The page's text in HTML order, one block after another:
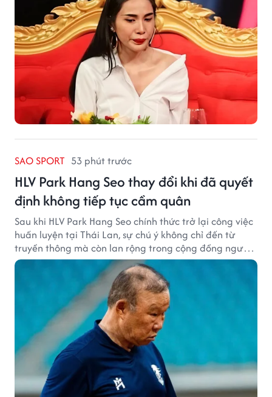
SAO SPORT 53 phút trước
HLV Park Hang Seo thay đổi khi đã quyết
định không tiếp tục cầm quân
Sau khi HLV Park Hang Seo chính thức trở lại công việc
huấn luyện tại Thái Lan, sự chú ý không chỉ đến từ
truyền thông mà còn lan rộng trong cộng đồng người
hâm mộ bóng đá nước này.